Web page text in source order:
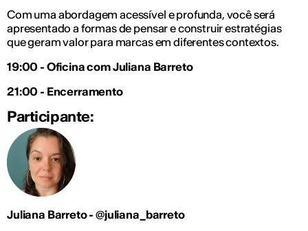
Com uma abordagem acessível e profunda, você será
apresentado a formas de pensar e construir estratégias
que geram valor para marcas em diferentes contextos.
19:00 - Oficina com Juliana Barreto
21:00 - Encerramento
Participante:
Juliana Barreto - @juliana_barreto